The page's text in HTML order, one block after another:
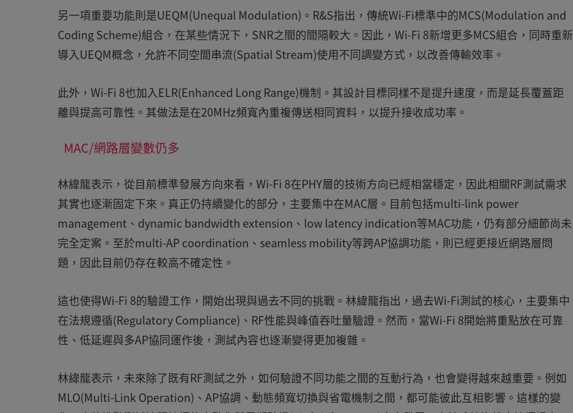
另一項重要功能則是UEQM(Unequal Modulation)。R&S指出，傳統Wi-Fi標準中的MCS(Modulation and
Coding Scheme)組合，在某些情況下，SNR之間的間隔較大。因此，Wi-Fi 8新增更多MCS組合，同時重新
導入UEQM概念，允許不同空間串流(Spatial Stream)使用不同調變方式，以改善傳輸效率。
此外，Wi-Fi 8也加入ELR(Enhanced Long Range)機制。其設計目標同樣不是提升速度，而是延長覆蓋距
離與提高可靠性。其做法是在20MHz頻寬內重複傳送相同資料，以提升接收成功率。
MAC/網路層變數仍多
林緯龍表示，從目前標準發展方向來看，Wi-Fi 8在PHY層的技術方向已經相當穩定，因此相關RF測試需求
其實也逐漸固定下來。真正仍持續變化的部分，主要集中在MAC層。目前包括multi-link power
management、dynamic bandwidth extension、low latency indication等MAC功能，仍有部分細節尚未
完全定案。至於multi-AP coordination、seamless mobility等跨AP協調功能，則已經更接近網路層問
題，因此目前仍存在較高不確定性。
這也使得Wi-Fi 8的驗證工作，開始出現與過去不同的挑戰。林緯龍指出，過去Wi-Fi測試的核心，主要集中
在法規遵循(Regulatory Compliance)、RF性能與峰值吞吐量驗證。然而，當Wi-Fi 8開始將重點放在可靠
性、低延遲與多AP協同運作後，測試內容也逐漸變得更加複雜。
林緯龍表示，未來除了既有RF測試之外，如何驗證不同功能之間的互動行為，也會變得越來越重要。例如
MLO(Multi-Link Operation)、AP協調、動態頻寬切換與省電機制之間，都可能彼此互相影響。這樣的變